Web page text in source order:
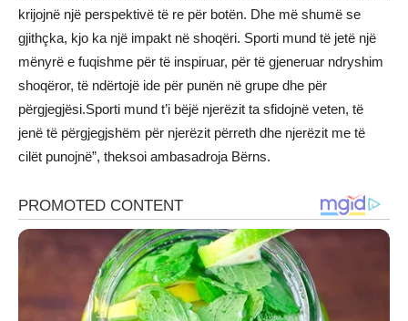
krijojnë një perspektivë të re për botën. Dhe më shumë se
gjithçka, kjo ka një impakt në shoqëri. Sporti mund të jetë një
mënyrë e fuqishme për të inspiruar, për të gjeneruar ndryshim
shoqëror, të ndërtojë ide për punën në grupe dhe për
përgjegjësi.Sporti mund t’i bëjë njerëzit ta sfidojnë veten, të
jenë të përgjegjshëm për njerëzit përreth dhe njerëzit me të
cilët punojnë”, theksoi ambasadroja Bërns.